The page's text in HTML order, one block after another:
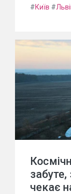
#Київ #
чекає